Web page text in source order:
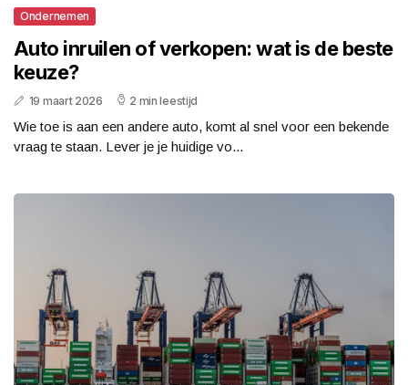
Ondernemen
Auto inruilen of verkopen: wat is de beste
keuze?
19 maart 2026 2 min leestijd
Wie toe is aan een andere auto, komt al snel voor een bekende
vraag te staan. Lever je je huidige vo...